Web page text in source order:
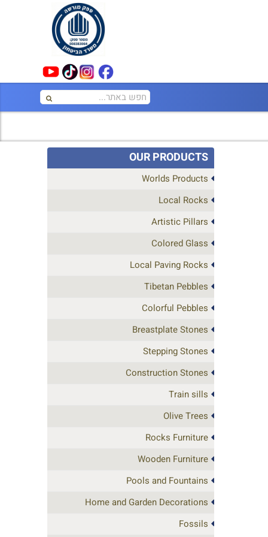
OUR PRODUCTS
Worlds Products
Local Rocks
Artistic Pillars
Colored Glass
Local Paving Rocks
Tibetan Pebbles
Colorful Pebbles
Breastplate Stones
Stepping Stones
Construction Stones
Train sills
Olive Trees
Rocks Furniture
Wooden Furniture
Pools and Fountains
Home and Garden Decorations
Fossils